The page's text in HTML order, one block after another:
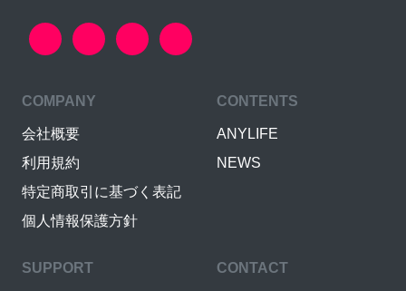
COMPANY
会社概要
利用規約
特定商取引に基づく表記
個人情報保護方針
CONTENTS
ANYLIFE
NEWS
SUPPORT CONTACT